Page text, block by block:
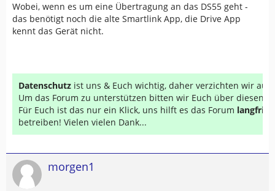
Wobei, wenn es um eine Übertragung an das DS55 geht -
das benötigt noch die alte Smartlink App, die Drive App
kennt das Gerät nicht.
Datenschutz ist uns & Euch wichtig, daher verzichten wir auf
Um das Forum zu unterstützen bitten wir Euch über diesen
Für Euch ist das nur ein Klick, uns hilft es das Forum
betreiben! Vielen vielen Dank...
morgen1